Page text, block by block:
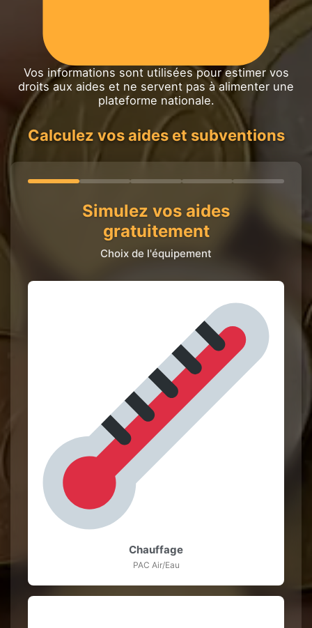
Vos informations sont utilisées pour estimer vos
droits aux aides et ne servent pas à alimenter une
plateforme nationale.
Calculez vos aides et subventions
Simulez vos aides
gratuitement
Choix de l'équipement
Chauffage
PAC Air/Eau